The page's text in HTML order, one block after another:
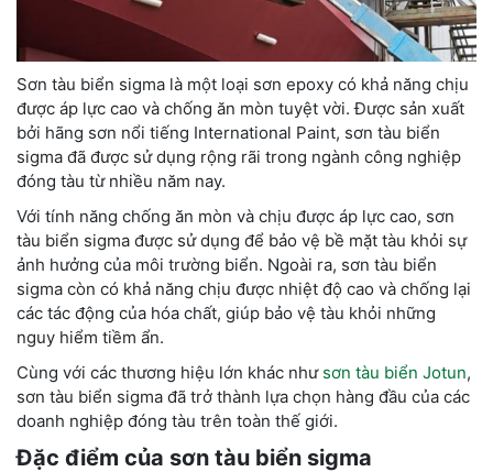
Sơn tàu biển sigma là một loại sơn epoxy có khả năng chịu
được áp lực cao và chống ăn mòn tuyệt vời. Được sản xuất
bởi hãng sơn nổi tiếng International Paint, sơn tàu biển
sigma đã được sử dụng rộng rãi trong ngành công nghiệp
đóng tàu từ nhiều năm nay.
Với tính năng chống ăn mòn và chịu được áp lực cao, sơn
tàu biển sigma được sử dụng để bảo vệ bề mặt tàu khỏi sự
ảnh hưởng của môi trường biển. Ngoài ra, sơn tàu biển
sigma còn có khả năng chịu được nhiệt độ cao và chống lại
các tác động của hóa chất, giúp bảo vệ tàu khỏi những
nguy hiểm tiềm ẩn.
Cùng với các thương hiệu lớn khác như sơn tàu biển Jotun,
sơn tàu biển sigma đã trở thành lựa chọn hàng đầu của các
doanh nghiệp đóng tàu trên toàn thế giới.
Đặc điểm của sơn tàu biển sigma